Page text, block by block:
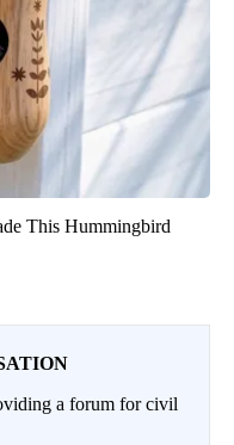
This Hummingbird
a forum for civil